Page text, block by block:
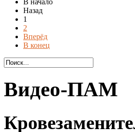
В начало
Назад
1
2
Вперёд
В конец
Видео-ПАМ